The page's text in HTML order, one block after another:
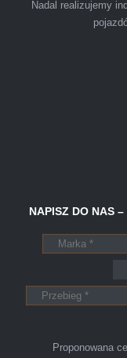
warunkach
Pewnego dnia
Powiedział że
Peugeota
aut s-car.pl.
025 po ok
młodych
ciągu 15min
Nadal realizujemy
NAPISZ DO NAS
Proponowana